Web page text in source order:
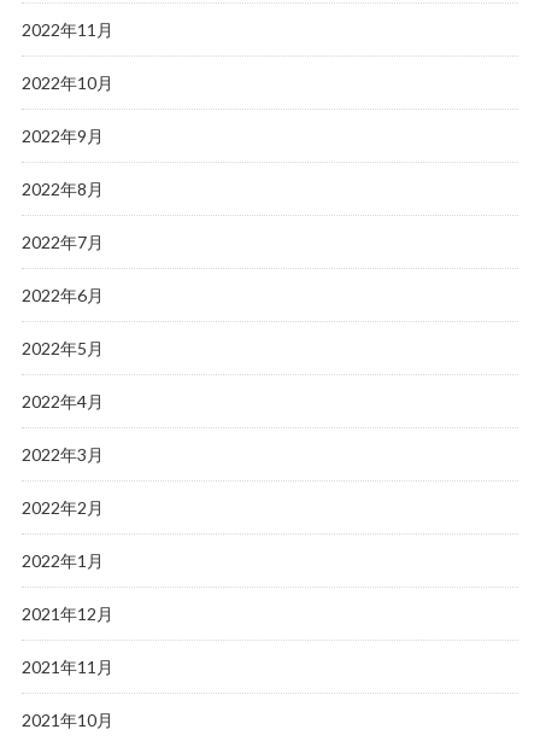
2022年11月
2022年10月
2022年9月
2022年8月
2022年7月
2022年6月
2022年5月
2022年4月
2022年3月
2022年2月
2022年1月
2021年12月
2021年11月
2021年10月